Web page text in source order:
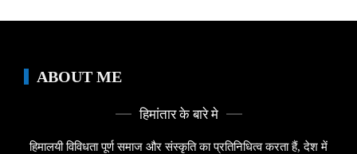
ABOUT ME
हिमांतार के बारे मे
हिमालयी विविधता पूर्ण समाज और संस्कृति का प्रतिनिधित्व करता हैं, देश में